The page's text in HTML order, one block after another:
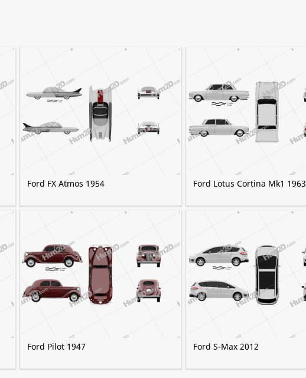
Ford FX Atmos 1954 Ford Lotus Cortina Mk1 1963
Ford Pilot 1947 Ford S-Max 2012